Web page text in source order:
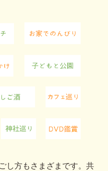
し方もさまざまです。共